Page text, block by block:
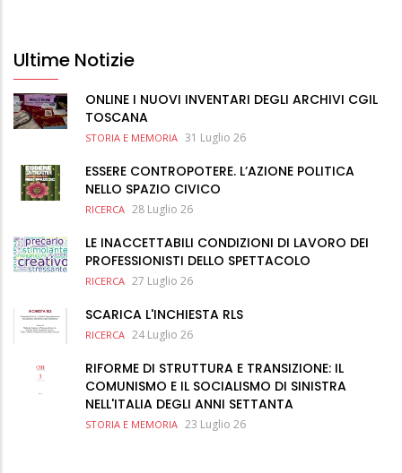
Ultime Notizie
ONLINE I NUOVI INVENTARI DEGLI ARCHIVI CGIL
TOSCANA
STORIA E MEMORIA 31 Luglio 26
ESSERE CONTROPOTERE. L’AZIONE POLITICA
NELLO SPAZIO CIVICO
RICERCA 28 Luglio 26
LE INACCETTABILI CONDIZIONI DI LAVORO DEI
PROFESSIONISTI DELLO SPETTACOLO
RICERCA 27 Luglio 26
SCARICA L'INCHIESTA RLS
RICERCA 24 Luglio 26
RIFORME DI STRUTTURA E TRANSIZIONE: IL
COMUNISMO E IL SOCIALISMO DI SINISTRA
NELL'ITALIA DEGLI ANNI SETTANTA
STORIA E MEMORIA 23 Luglio 26